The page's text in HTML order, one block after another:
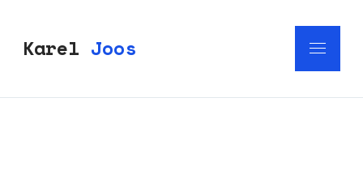
Karel Joos